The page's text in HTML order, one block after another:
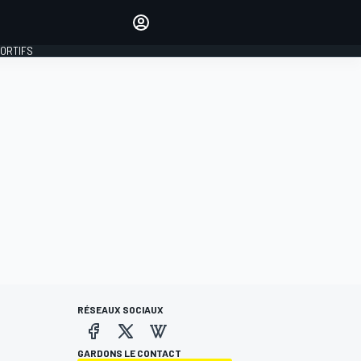
RÉSEAUX SOCIAUX
GARDONS LE CONTACT